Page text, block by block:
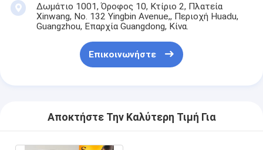
Δωμάτιο 1001, Όροφος 10, Κτίριο 2, Πλατεία
Xinwang, No. 132 Yingbin Avenue,, Περιοχή Huadu,
Guangzhou, Επαρχία Guangdong, Κίνα.
Επικοινωνήστε
Αποκτήστε Την Καλύτερη Τιμή Για